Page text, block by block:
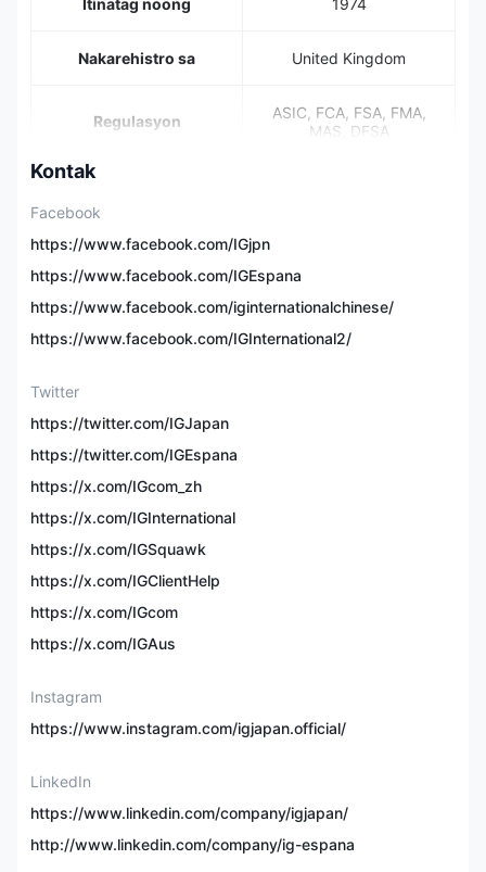
Itinatag noong 1974
Nakarehistro sa United Kingdom
Regulasyon
ASIC, FCA, FSA, FMA,
MAS, DFSA
Demo Account
✅($20,000 virtual
Min Deposit $0
EUR/USD Spread
Plataporma ng
Pagkalakalan
Copy Trading
Pamamaraan ng
Customer Service
maliban sa 6 am - 4pm
Mga Pagsasaalang-
alang sa Rehiyon
Kontak
Facebook
https://www.facebook.com/IGjpn
https://www.facebook.com/IGEspana
https://www.facebook.com/iginternationalchinese/
https://www.facebook.com/IGInternational2/
Twitter
https://twitter.com/IGJapan
https://twitter.com/IGEspana
https://x.com/IGcom_zh
https://x.com/IGInternational
https://x.com/IGSquawk
https://x.com/IGClientHelp
https://x.com/IGcom
https://x.com/IGAus
Instagram
https://www.instagram.com/igjapan.official/
LinkedIn
https://www.linkedin.com/company/igjapan/
http://www.linkedin.com/company/ig-espana